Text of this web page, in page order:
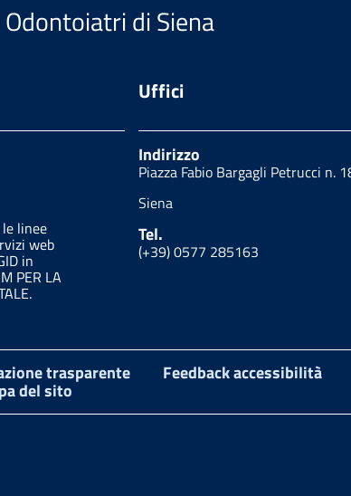
di Siena
linee
web
in
PER LA
Uffici
Indirizzo
Piazza Fabio Bargagli Petrucci n.
Siena
Tel.
(+39) 0577 285163
trasparente Feedback accessibilità
del sito